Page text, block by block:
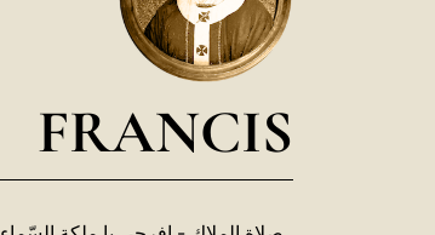
FRANCIS